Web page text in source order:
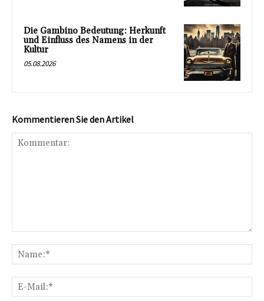
Die Gambino Bedeutung: Herkunft
und Einfluss des Namens in der
Kultur
05.08.2026
Kommentieren Sie den Artikel